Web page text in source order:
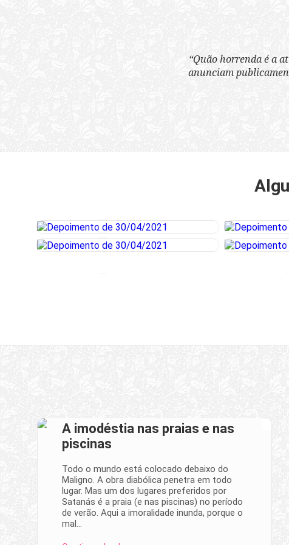
“Quão horrenda é a
anunciam
A imodéstia nas praias e nas
piscinas
Todo o mundo está colocado debaixo do
Maligno. A obra diabólica penetra em todo
lugar. Mas um dos lugares preferidos por
Satanás é a praia (e nas piscinas) no período
de verão. Aqui a imoralidade inunda, porque o
mal…